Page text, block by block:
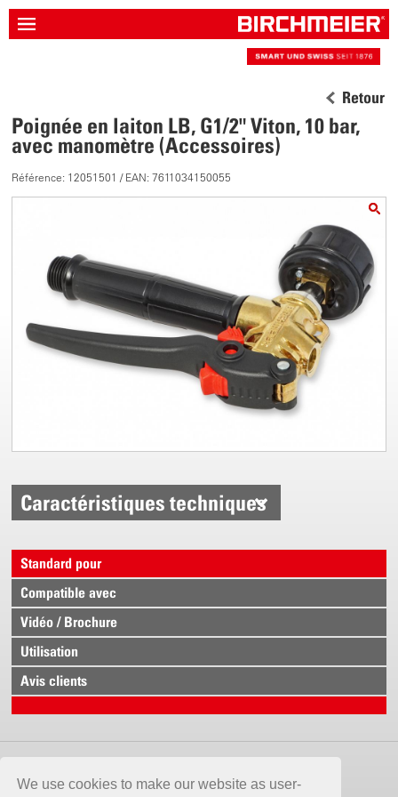
We use cookies to make our website as user-
Retour
Poignée en laiton LB, G1/2" Viton, 10 bar,
avec manomètre (Accessoires)
Référence: 12051501 / EAN: 7611034150055
Caractéristiques techniques
Standard pour
Compatible avec
Vidéo / Brochure
Utilisation
Avis clients
CONTACT